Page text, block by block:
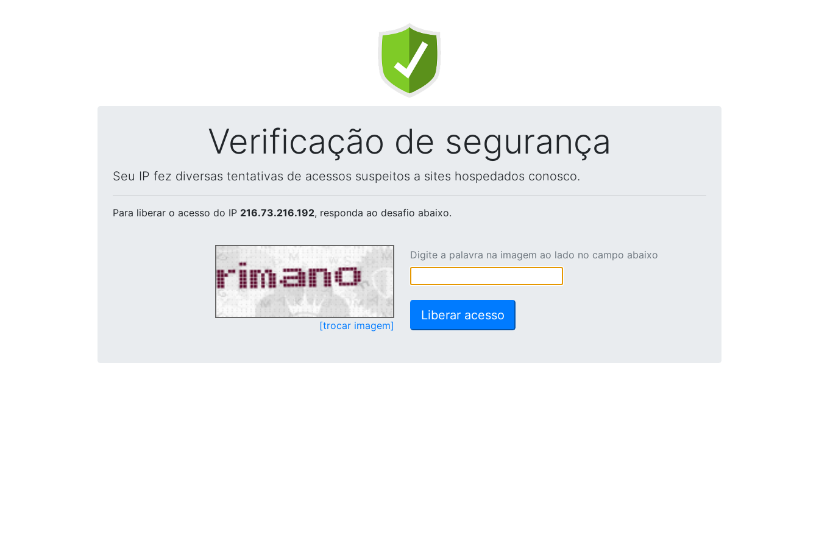
Verificação de segurança
Seu IP fez diversas tentativas de acessos suspeitos a sites hospedados conosco.
Para liberar o acesso do IP 216.73.216.192, responda ao desafio abaixo.
[trocar imagem]
Digite a palavra na imagem ao lado no campo abaixo